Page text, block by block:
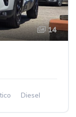
14
Diesel